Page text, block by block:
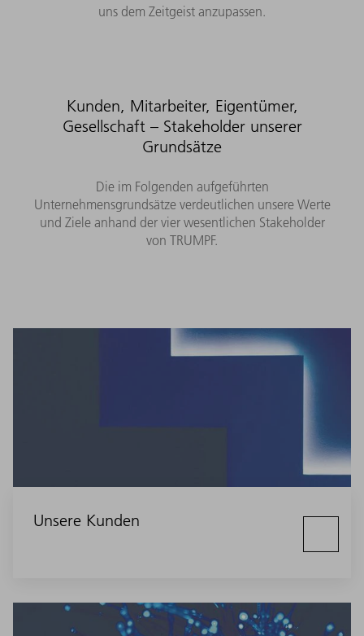
uns dem Zeitgeist anzupassen.
Kunden, Mitarbeiter, Eigentümer,
Gesellschaft – Stakeholder unserer
Grundsätze
Die im Folgenden aufgeführten
Unternehmensgrundsätze verdeutlichen unsere Werte
und Ziele anhand der vier wesentlichen Stakeholder
von TRUMPF.
Unsere Kunden